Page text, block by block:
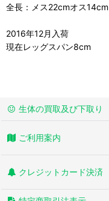
全長：メス22cmオス14cm
2016年12月入荷
現在レッグスパン8cm
生体の買取及び下取り
ご利用案内
クレジットカード決済